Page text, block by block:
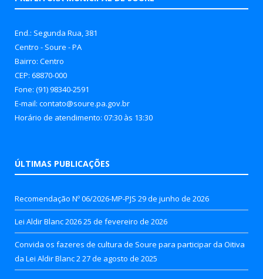
End.: Segunda Rua, 381
Centro - Soure - PA
Bairro: Centro
CEP: 68870-000
Fone: (91) 98340-2591
E-mail: contato@soure.pa.gov.br
Horário de atendimento: 07:30 às 13:30
ÚLTIMAS PUBLICAÇÕES
Recomendação Nº 06/2026-MP-PJS 29 de junho de 2026
Lei Aldir Blanc 202625 de fevereiro de 2026
Convida os fazeres de cultura de Soure para participar da Oitiva
da Lei Aldir Blanc 2 27 de agosto de 2025